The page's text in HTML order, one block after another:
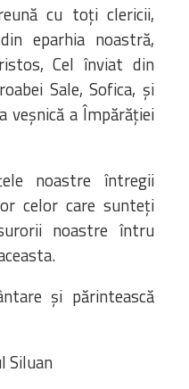
cu toți clericii,
eparhia noastră,
Cel înviat din
Sale, Sofica, și
veșnică a Împărăției
noastre întregii
celor care sunteți
noastre întru
și părintească
Siluan